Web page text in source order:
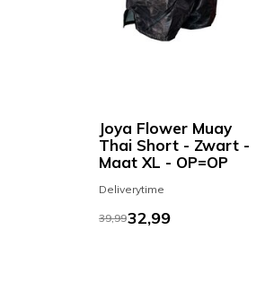
Joya Flower Muay
Thai Short - Zwart -
Maat XL - OP=OP
Deliverytime
39,9932,99